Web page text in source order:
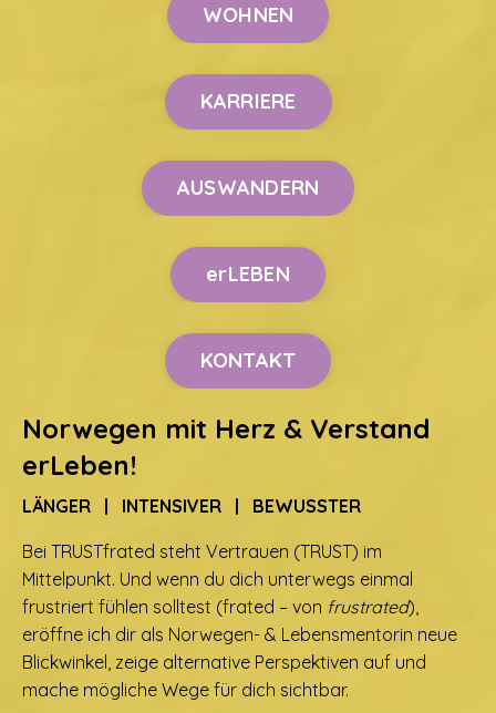
WOHNEN
KARRIERE
AUSWANDERN
erLEBEN
KONTAKT
Norwegen mit Herz & Verstand
erLeben!
LÄNGER | INTENSIVER | BEWUSSTER
Bei TRUSTfrated steht Vertrauen (TRUST) im
Mittelpunkt. Und wenn du dich unterwegs einmal
frustriert fühlen solltest (frated – von frustrated),
eröffne ich dir als Norwegen- & Lebensmentorin neue
Blickwinkel, zeige alternative Perspektiven auf und
mache mögliche Wege für dich sichtbar.